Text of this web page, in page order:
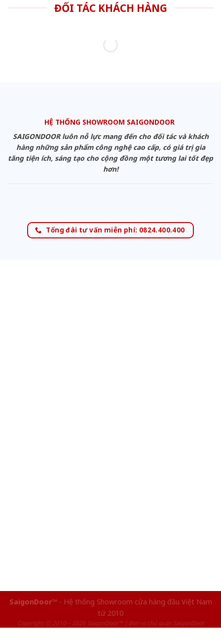
ĐỐI TÁC KHÁCH HÀNG
HỆ THỐNG SHOWROOM SAIGONDOOR
SAIGONDOOR luôn nỗ lực mang đến cho đối tác và khách
hàng những sản phẩm công nghệ cao cấp, có giá trị gia
tăng tiện ích, sáng tạo cho cộng đồng một tương lai tốt đẹp
hơn!
Tổng đài tư vấn miễn phí: 0824.400.400
SaigonDoor™ - Hệ thống Showroom cửa hàng đầu Việt Nam
từ 2010
Copyright ⓒ 2010 – 2026 SaigonDoor™ | Đơn vị chủ quản SaigonDoor